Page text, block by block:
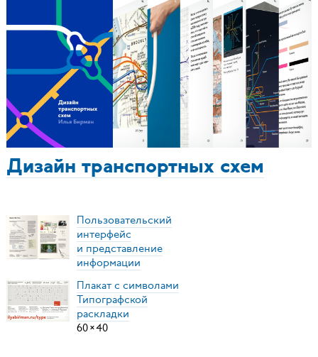
Дизайн транспортных схем
Пользовательский
интерфейс
и представление
информации
Плакат с символами
Типографской
раскладки
60×40